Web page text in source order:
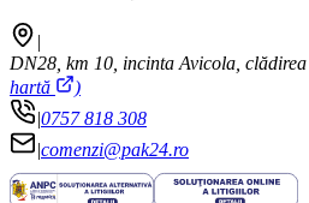
|
DN28, km 10, incinta Avicola,
hartă
)
|0757 818 308
|comenzi@pak24.ro